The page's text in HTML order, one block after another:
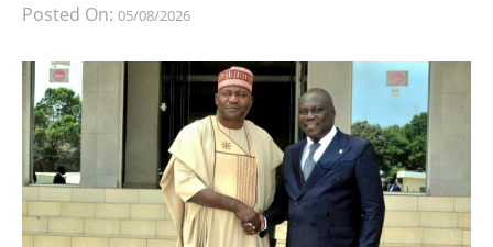
Posted On: 05/08/2026